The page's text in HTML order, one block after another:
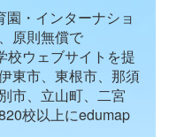
・インターナショ
原則無償で
校ウェブサイトを提
東市、東根市、那須
市、立山町、二宮
校以上にedumap